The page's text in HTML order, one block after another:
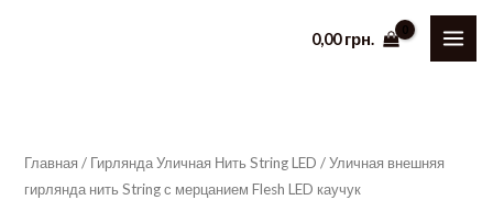
0,00грн.
Главная / Гирлянда Уличная Нить String LED / Уличная внешняя
гирлянда нить String с мерцанием Flesh LED каучук